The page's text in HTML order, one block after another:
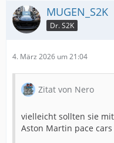
MUGEN_S2K
Dr. S2K
4. März 2026 um 21:04
Zitat von Nero
vielleicht sollten sie
Aston Martin pace